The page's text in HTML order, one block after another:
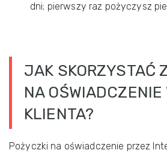
dni; pierwszy raz pożyczysz
JAK SKORZYSTAĆ
NA OŚWIADCZENIE
KLIENTA?
Pożyczki na oświadczenie przez